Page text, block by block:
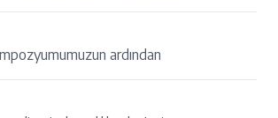
ardından